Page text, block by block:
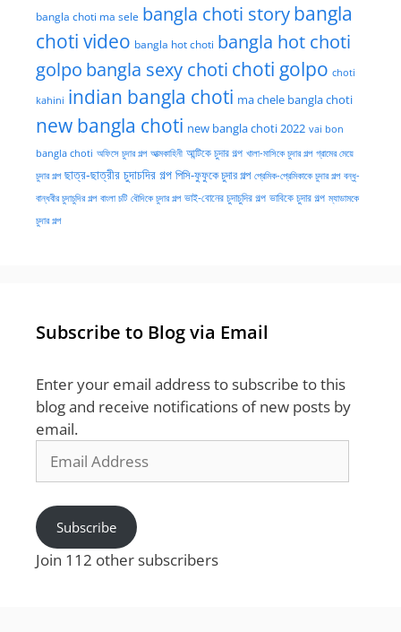
bangla choti ma sele bangla choti storybangla
choti video bangla hot choti bangla hot choti
golpo bangla sexy choti choti golpo choti
kahini indian bangla choti ma chele bangla choti
new bangla choti new bangla choti 2022 vai bon
bangla choti অফিসে চুদার গল্প আত্মকাহিনী আন্টিকে চুদার গল্প খালা-মাসিকে চুদার গল্প গ্রামের মেয়ে
চুদার গল্প ছাত্র-ছাত্রীর চুদাচদির গল্প পিসি-ফুফুকে চুদার গল্প প্রেমিক-প্রেমিকাকে চুদার গল্প বন্ধু-
বান্ধবীর চুদাচুদির গল্প বাংলা চটি বৌদিকে চুদার গল্প ভাই-বোনের চুদাচুদির গল্প ভাবিকে চুদার গল্প ম্যাডামকে
চুদার গল্প
Subscribe to Blog via Email
Enter your email address to subscribe to this
blog and receive notifications of new posts by
email.
Address
Subscribe
Join 112 other subscribers